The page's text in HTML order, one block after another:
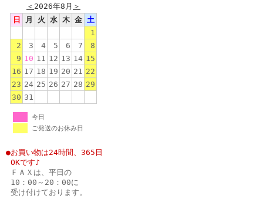
＜ 2026年8月 ＞
日
月 火 水 木 金 土
1
2
3 4 5 6 7
8
9 10 11 12 13 14 15
16 17 18 19 20 21 22
23 24 25 26 27 28 29
30 31
今日
ご発送のお休み日
●お買い物は24時間、365日
OKです♪
ＦＡＸは、平日の
10：00～20：00に
受け付けております。